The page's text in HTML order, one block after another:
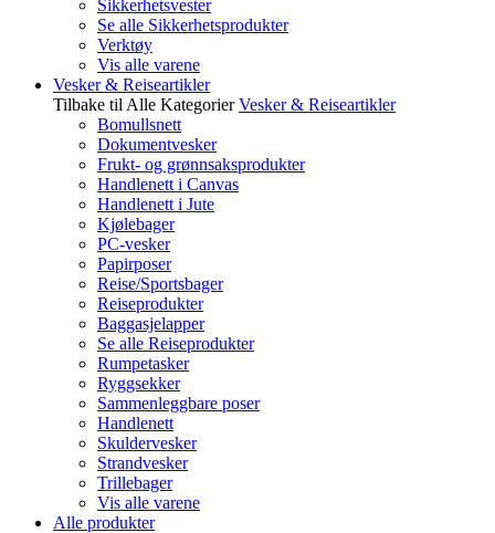
Sikkerhetsvester
Se alle Sikkerhetsprodukter
Verktøy
Vis alle varene
Vesker & Reiseartikler
Tilbake til Alle Kategorier Vesker & Reiseartikler
Bomullsnett
Dokumentvesker
Frukt- og grønnsaksprodukter
Handlenett i Canvas
Handlenett i Jute
Kjølebager
PC-vesker
Papirposer
Reise/Sportsbager
Reiseprodukter
Baggasjelapper
Se alle Reiseprodukter
Rumpetasker
Ryggsekker
Sammenleggbare poser
Handlenett
Skuldervesker
Strandvesker
Trillebager
Vis alle varene
Alle produkter